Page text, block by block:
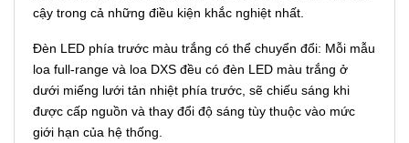
cậy trong cả những điều kiện khắc nghiệt nhất.
Đèn LED phía trước màu trắng có thể chuyển đổi: Mỗi mẫu
loa full-range và loa DXS đều có đèn LED màu trắng ở
dưới miếng lưới tản nhiệt phía trước, sẽ chiếu sáng khi
được cấp nguồn và thay đổi độ sáng tùy thuộc vào mức
giới hạn của hệ thống.